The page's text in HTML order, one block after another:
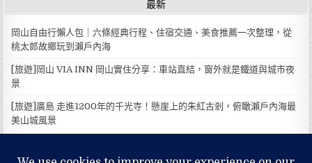
最新
岡山自由行懶人包｜六條經典行程、住宿交通、美食推薦一次整理，從
桃太郎故鄉玩到瀨戶內海
[旅遊]岡山 VIA INN 岡山實住分享：車站直結，窗外就是鐵道與城市夜
景
[旅遊]廣島 走進1200年的千光寺！懸崖上的朱紅古剎，俯瞰瀨戶內海最
美山城風景
都能輕鬆玩